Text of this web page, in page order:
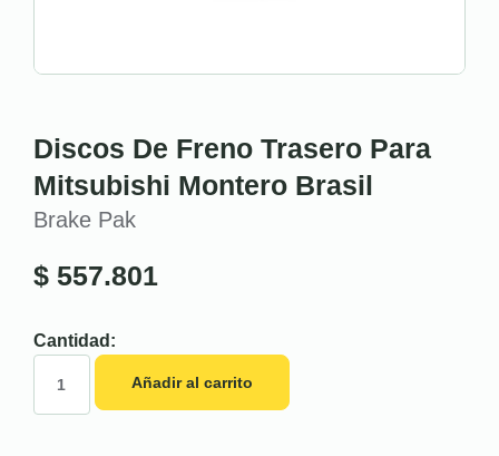
Discos De Freno Trasero Para
Mitsubishi Montero Brasil
Brake Pak
$ 557.801
Cantidad:
Añadir al carrito